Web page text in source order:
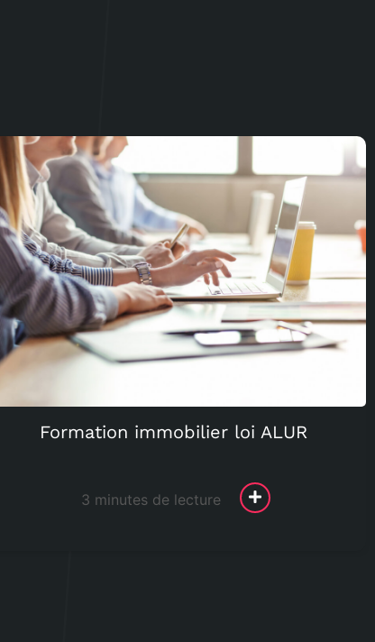
Formation immobilier loi ALUR
3 minutes de lecture